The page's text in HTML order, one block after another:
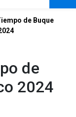
de Buque
de
2024